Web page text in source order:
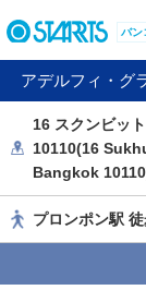
ー
ジ
動
た
バン
アデルフィ・グ
16 スクンビッ
10110(16
Bangkok
プロンポン駅